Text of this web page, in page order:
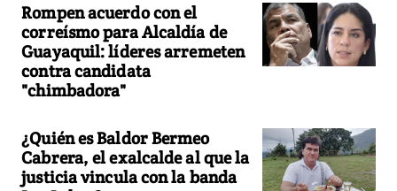
Rompen acuerdo con el
correísmo para Alcaldía de
Guayaquil: líderes arremeten
contra candidata
"chimbadora"
¿Quién es Baldor Bermeo
Cabrera, el exalcalde al que la
justicia vincula con la banda